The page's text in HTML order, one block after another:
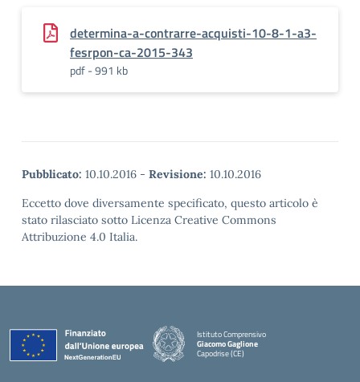
determina-a-contrarre-acquisti-10-8-1-a3-
fesrpon-ca-2015-343
pdf - 991 kb
Pubblicato: 10.10.2016 - Revisione: 10.10.2016
Eccetto dove diversamente specificato, questo articolo è
stato rilasciato sotto Licenza Creative Commons
Attribuzione 4.0 Italia.
Istituto Comprensivo
Giacomo Gaglione
Capodrise (CE)
— Visita la pagina iniziale della scuola